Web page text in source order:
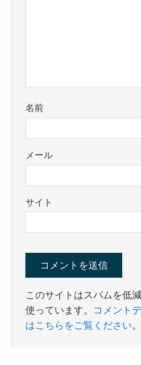
名前
メール
サイト
このサイトはスパムを低
使っています。
コメント
はこちらをご覧ください。